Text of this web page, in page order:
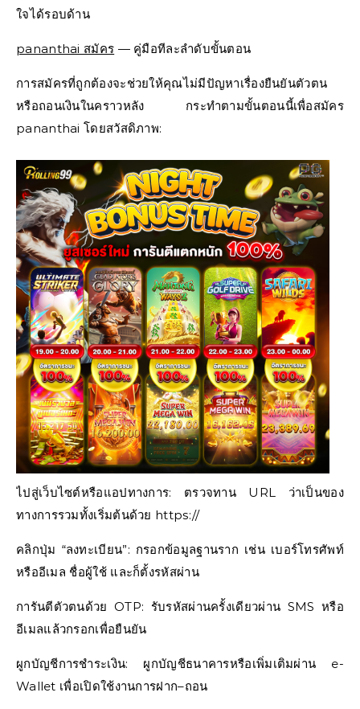
ใจได้รอบด้าน
pananthai สมัคร — คู่มือทีละลำดับขั้นตอน
การสมัครที่ถูกต้องจะช่วยให้คุณไม่มีปัญหาเรื่องยืนยันตัวตน
หรือถอนเงินในคราวหลัง กระทำตามขั้นตอนนี้เพื่อสมัคร
pananthai โดยสวัสดิภาพ:
ไปสู่เว็บไซต์หรือแอปทางการ: ตรวจทาน URL ว่าเป็นของ
ทางการรวมทั้งเริ่มต้นด้วย https://
คลิกปุ่ม “ลงทะเบียน”: กรอกข้อมูลฐานราก เช่น เบอร์โทรศัพท์
หรืออีเมล ชื่อผู้ใช้ และก็ตั้งรหัสผ่าน
การันตีตัวตนด้วย OTP: รับรหัสผ่านครั้งเดียวผ่าน SMS หรือ
อีเมลแล้วกรอกเพื่อยืนยัน
ผูกบัญชีการชำระเงิน: ผูกบัญชีธนาคารหรือเพิ่มเติมผ่าน e-
Wallet เพื่อเปิดใช้งานการฝาก–ถอน